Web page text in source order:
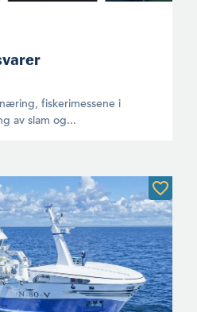
fiskerimessene i
av slam og...